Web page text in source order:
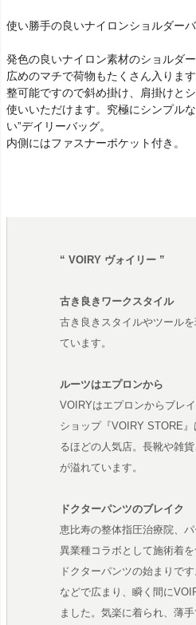
使い勝手の良いナイロンショルダー
発色の良いナイロン素材のショルダー
広めのマチで荷物もたくさん入りま
整可能ですので斜め掛け、肩掛けと
使いいただけます。究極にシンプル
い”デイリーバッグ。
内側にはファスナーポケット付き。
“ VOIRY ヴォイリー ”
古き良きワークスタイル
古き良きスタイルやツール
ています。
ルーツはエプロンから
VOIRYはエプロンからブレ
ショップ『VOIRY STORE
るほどの人気店。長靴や雑
が溢れています。
ドクターパンツのブレイク
恵比寿の整体指圧治療院、
異業種コラボとして施術着
ドクターパンツの始まりで
などで広まり、瞬く間に
ました。気楽に着られ、薄